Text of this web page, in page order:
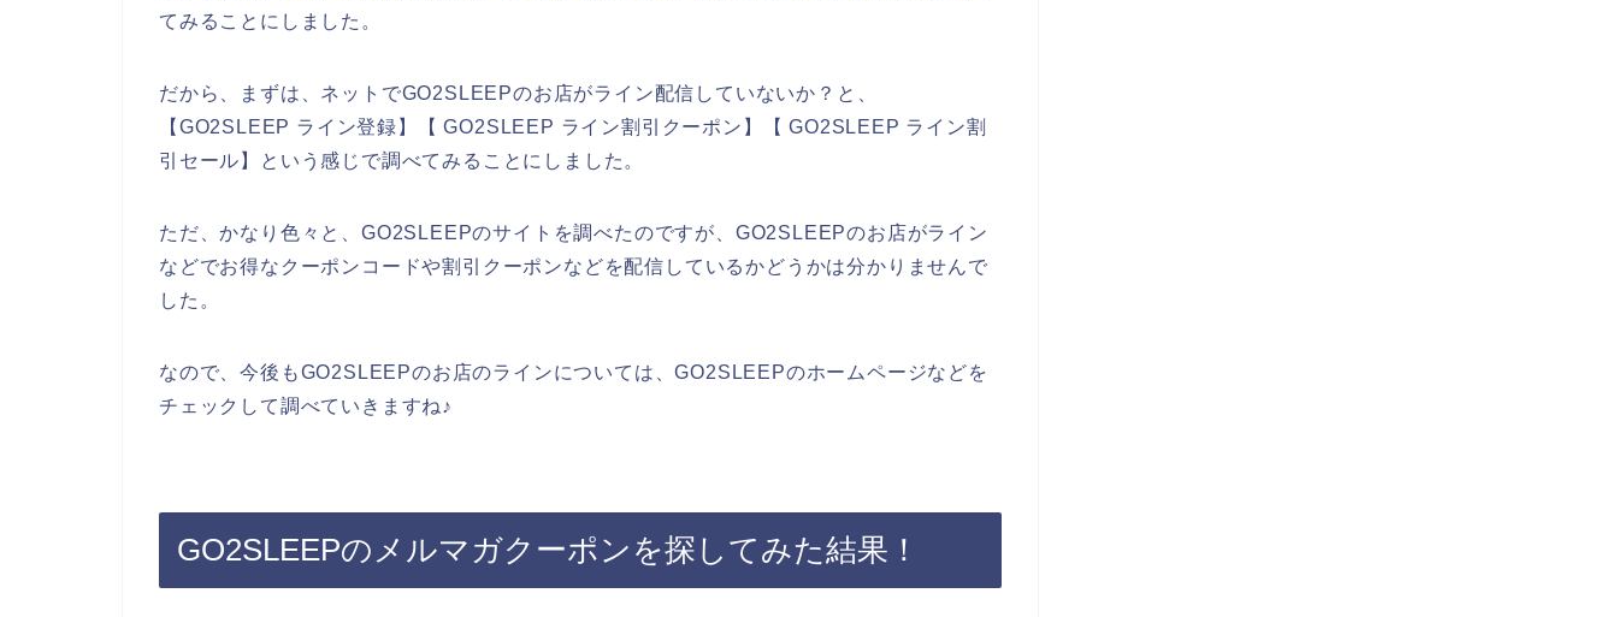
てみることにしました。
だから、まずは、ネットでGO2SLEEPのお店がライン配信していないか？と、
【GO2SLEEP ライン登録】【 GO2SLEEP ライン割引クーポン】【 GO2SLEEP ライン割
引セール】という感じで調べてみることにしました。
ただ、かなり色々と、GO2SLEEPのサイトを調べたのですが、GO2SLEEPのお店がライン
などでお得なクーポンコードや割引クーポンなどを配信しているかどうかは分かりませんで
した。
なので、今後もGO2SLEEPのお店のラインについては、GO2SLEEPのホームページなどを
チェックして調べていきますね♪
GO2SLEEPのメルマガクーポンを探してみた結果！